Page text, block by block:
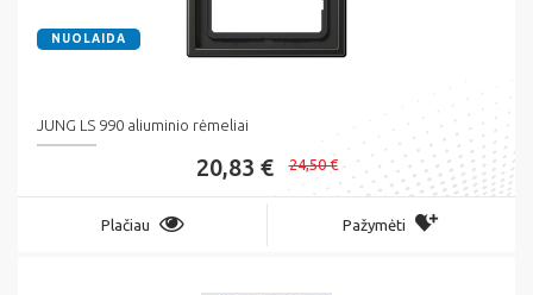
NUOLAIDA
JUNG LS 990 aliuminio rėmeliai
20,83 € 24,50 €
Plačiau Pažymėti